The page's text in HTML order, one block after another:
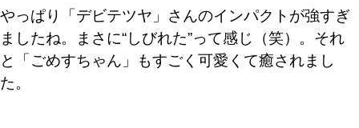
やっぱり「デビテツヤ」さんのインパクトが強すぎ
ましたね。まさに“しびれた”って感じ（笑）。それ
と「ごめすちゃん」もすごく可愛くて癒されまし
た。